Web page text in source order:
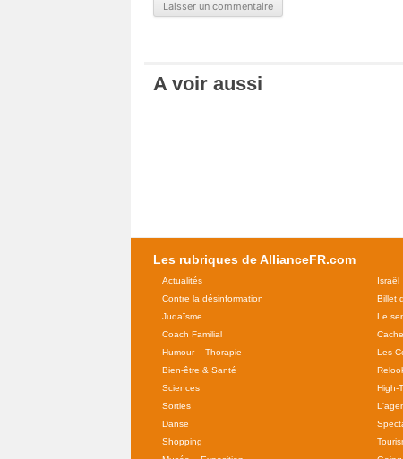
A voir aussi
Les rubriques de AllianceFR.com
Actualités Israël
Contre la désinformation
Billet
Judaïsme
Le
Coach Familial
Humour – Thorapie
Les
Bien-être & Santé
Sciences
High-
Sorties
Danse
Shopping